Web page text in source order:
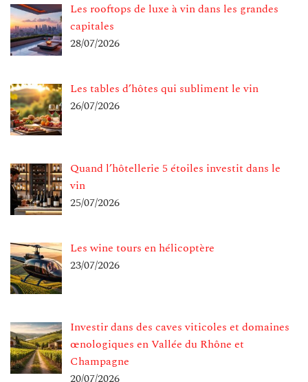
Les rooftops de luxe à vin dans les grandes
capitales
28/07/2026
Les tables d’hôtes qui subliment le vin
26/07/2026
Quand l’hôtellerie 5 étoiles investit dans le
vin
25/07/2026
Les wine tours en hélicoptère
23/07/2026
Investir dans des caves viticoles et domaines
œnologiques en Vallée du Rhône et
Champagne